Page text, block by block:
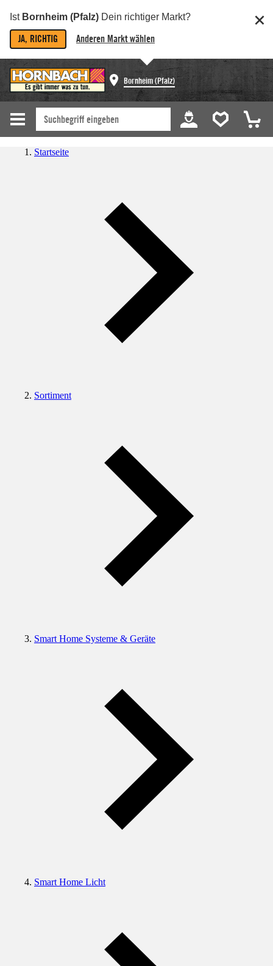
Ist Bornheim (Pfalz) Dein richtiger Markt?
JA, RICHTIG Anderen Markt wählen
Bornheim (Pfalz)
Startseite
Sortiment
Smart Home Systeme & Geräte
Smart Home Licht